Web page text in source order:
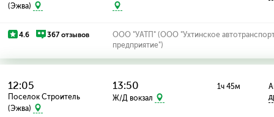
(Эжва)
4.6 367 отзывов
ООО "УАТП" (ООО "Ухтинское
предприятие")
12:05
Поселок Строитель
(Эжва)
13:50
Ж/Д вокзал
1ч 45м